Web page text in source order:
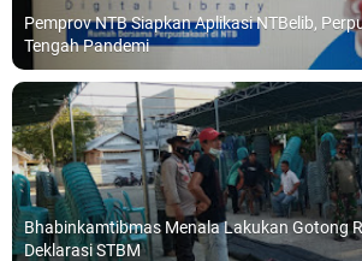
Pemprov NTB Siapkan Aplikasi NTBelib,
Tengah Pandemi
Bhabinkamtibmas Menala Lakukan Gotong
Deklarasi STBM